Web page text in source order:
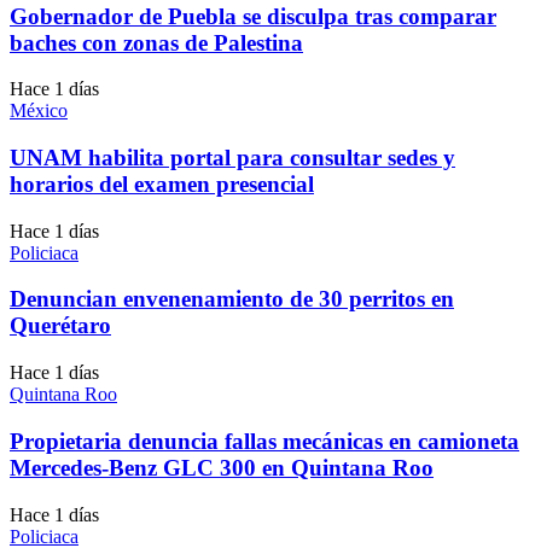
Gobernador de Puebla se disculpa tras comparar
baches con zonas de Palestina
Hace 1 días
México
UNAM habilita portal para consultar sedes y
horarios del examen presencial
Hace 1 días
Policiaca
Denuncian envenenamiento de 30 perritos en
Querétaro
Hace 1 días
Quintana Roo
Propietaria denuncia fallas mecánicas en camioneta
Mercedes-Benz GLC 300 en Quintana Roo
Hace 1 días
Policiaca